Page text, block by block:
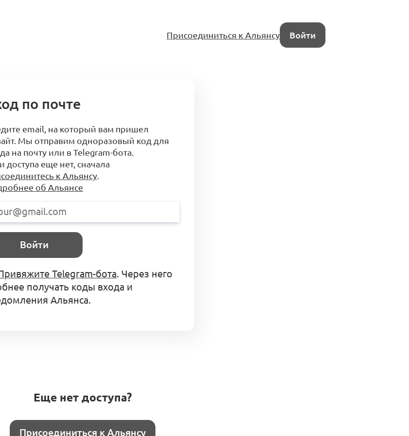
Присоединиться к Альянсу Войти
по почте
email, на который вам пришел
Мы отправим одноразовый код для
на почту или в Telegram-бота.
доступа еще нет, сначала
к Альянсу.
об Альянсе
Войти
Telegram-бота. Через него
получать коды входа и
Альянса.
Еще нет доступа?
Присоединиться к Альянсу